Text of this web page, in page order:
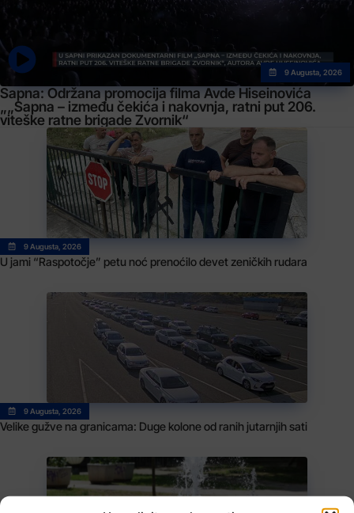
9 Augusta, 2026
Sapna: Održana promocija filma Avde Hiseinovića
„„Sapna – između čekića i nakovnja, ratni put 206.
viteške ratne brigade Zvornik“
9 Augusta, 2026
U jami “Raspotočje” petu noć prenoćilo devet zeničkih rudara
9 Augusta, 2026
Velike gužve na granicama: Duge kolone od ranih jutarnjih sati